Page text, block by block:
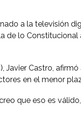
a la televisión
de lo Constitucional
Javier Castro, afirmó
en el menor
que eso es